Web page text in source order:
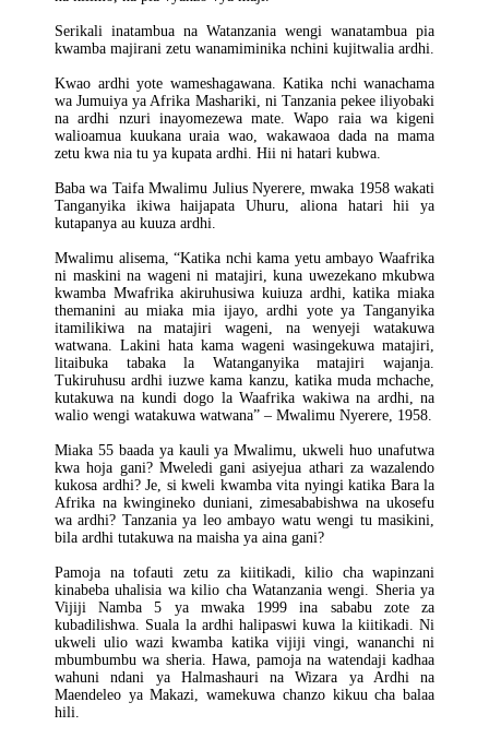
Serikali inatambua na Watanzania wengi wanatambua pia
kwamba majirani zetu wanamiminika nchini kujitwalia ardhi.
Kwao ardhi yote wameshagawana. Katika nchi wanachama
wa Jumuiya ya Afrika Mashariki, ni Tanzania pekee iliyobaki
na ardhi nzuri inayomezewa mate. Wapo raia wa kigeni
walioamua kuukana uraia wao, wakawaoa dada na mama
zetu kwa nia tu ya kupata ardhi. Hii ni hatari kubwa.
Baba wa Taifa Mwalimu Julius Nyerere, mwaka 1958 wakati
Tanganyika ikiwa haijapata Uhuru, aliona hatari hii ya
kutapanya au kuuza ardhi.
Mwalimu alisema, “Katika nchi kama yetu ambayo Waafrika
ni maskini na wageni ni matajiri, kuna uwezekano mkubwa
kwamba Mwafrika akiruhusiwa kuiuza ardhi, katika miaka
themanini au miaka mia ijayo, ardhi yote ya Tanganyika
itamilikiwa na matajiri wageni, na wenyeji watakuwa
watwana. Lakini hata kama wageni wasingekuwa matajiri,
litaibuka tabaka la Watanganyika matajiri wajanja.
Tukiruhusu ardhi iuzwe kama kanzu, katika muda mchache,
kutakuwa na kundi dogo la Waafrika wakiwa na ardhi, na
walio wengi watakuwa watwana” – Mwalimu Nyerere, 1958.
Miaka 55 baada ya kauli ya Mwalimu, ukweli huo unafutwa
kwa hoja gani? Mweledi gani asiyejua athari za wazalendo
kukosa ardhi? Je, si kweli kwamba vita nyingi katika Bara la
Afrika na kwingineko duniani, zimesababishwa na ukosefu
wa ardhi? Tanzania ya leo ambayo watu wengi tu masikini,
bila ardhi tutakuwa na maisha ya aina gani?
Pamoja na tofauti zetu za kiitikadi, kilio cha wapinzani
kinabeba uhalisia wa kilio cha Watanzania wengi. Sheria ya
Vijiji Namba 5 ya mwaka 1999 ina sababu zote za
kubadilishwa. Suala la ardhi halipaswi kuwa la kiitikadi. Ni
ukweli ulio wazi kwamba katika vijiji vingi, wananchi ni
mbumbumbu wa sheria. Hawa, pamoja na watendaji kadhaa
wahuni ndani ya Halmashauri na Wizara ya Ardhi na
Maendeleo ya Makazi, wamekuwa chanzo kikuu cha balaa
hili.